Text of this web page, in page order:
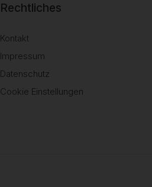
Rechtliches
Kontakt
Impressum
Datenschutz
Cookie Einstellungen